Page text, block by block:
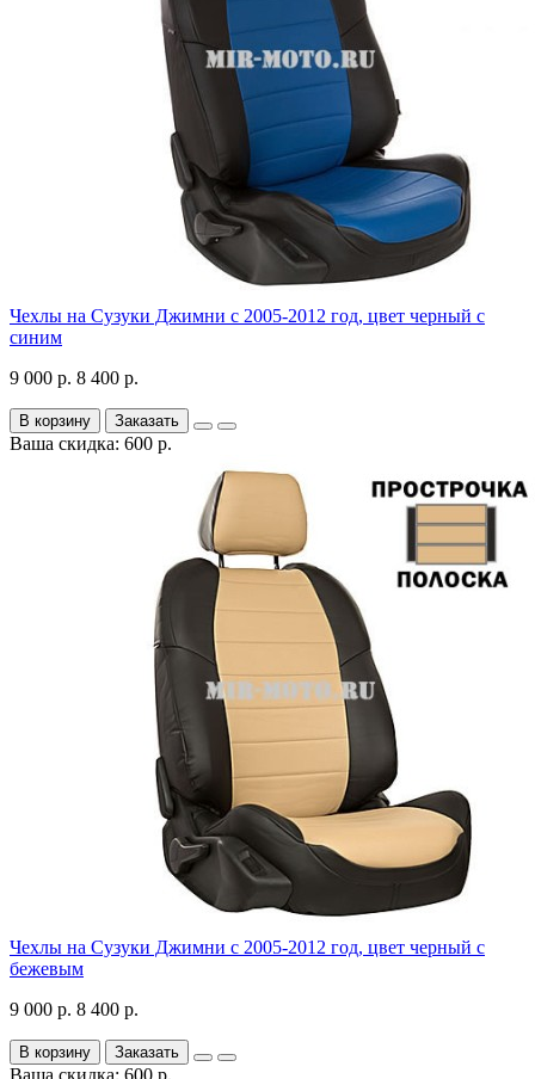
Чехлы на Сузуки Джимни с 2005-2012 год, цвет черный с
синим
9 000 р. 8 400 р.
В корзину Заказать
Ваша скидка: 600 р.
Чехлы на Сузуки Джимни с 2005-2012 год, цвет черный с
бежевым
9 000 р. 8 400 р.
В корзину Заказать
Ваша скидка: 600 р.